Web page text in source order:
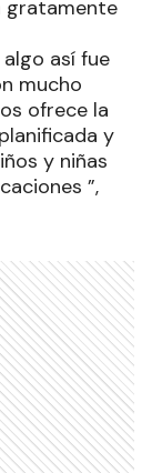
gratamente
así fue
mucho
ofrece la
y
y niñas
”,